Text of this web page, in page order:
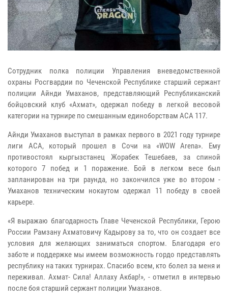
Сотрудник полка полиции Управления вневедомственной
охраны Росгвардии по Чеченской Республике старший сержант
полиции Айнди Умаханов, представляющий Республиканский
бойцовский клуб «Ахмат», одержал победу в легкой весовой
категории на турнире по смешанным единоборствам АСА 117.
Айнди Умаханов выступал в рамках первого в 2021 году турнире
лиги АСА, который прошел в Сочи на «WOW Arena». Ему
противостоял кыргызстанец Жорабек Тешебаев, за спиной
которого 7 побед и 1 поражение. Бой в легком весе был
запланирован на три раунда, но закончился уже во втором -
Умаханов техническим нокаутом одержал 11 победу в своей
карьере.
«Я выражаю благодарность Главе Чеченской Республики, Герою
России Рамзану Ахматовичу Кадырову за то, что он создает все
условия для желающих заниматься спортом. Благодаря его
заботе и поддержке мы имеем возможность гордо представлять
республику на таких турнирах. Спасибо всем, кто болел за меня и
переживал. Ахмат- Сила! Аллаху Акбар!», - отметил в интервью
после боя старший сержант полиции Умаханов.